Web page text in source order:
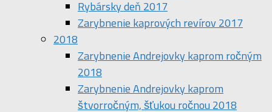
Rybársky deň 2017
Zarybnenie kaprových revírov 2017
2018
Zarybnenie Andrejovky kaprom ročným
2018
Zarybnenie Andrejovky kaprom
štvorročným, šťukou ročnou 2018